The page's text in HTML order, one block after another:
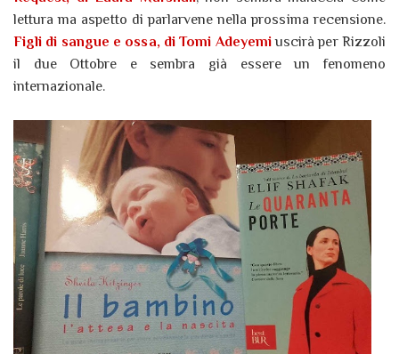
lettura ma aspetto di parlarvene nella prossima recensione.
Figli di sangue e ossa, di Tomi Adeyemiuscirà per Rizzoli
il due Ottobre e sembra già essere un fenomeno
internazionale.